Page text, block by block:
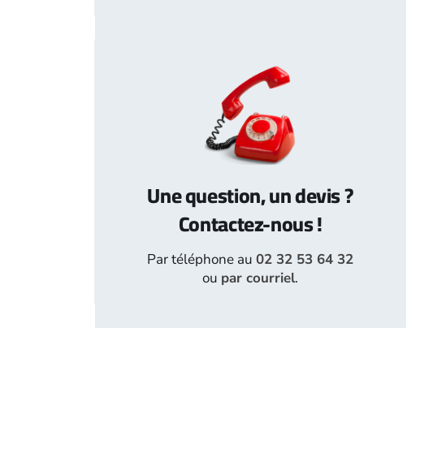
Une question, un devis ?
Contactez-nous !
Par téléphone au02 32 53 64 32
ou par courriel.